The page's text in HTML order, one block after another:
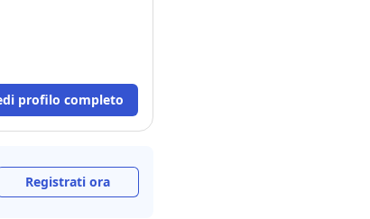
profilo completo
Registrati ora